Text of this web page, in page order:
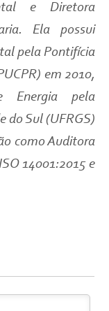
e Diretora
Ela possui
pela Pontifícia
em 2010,
Energia pela
do Sul (UFRGS)
como Auditora
14001:2015 e